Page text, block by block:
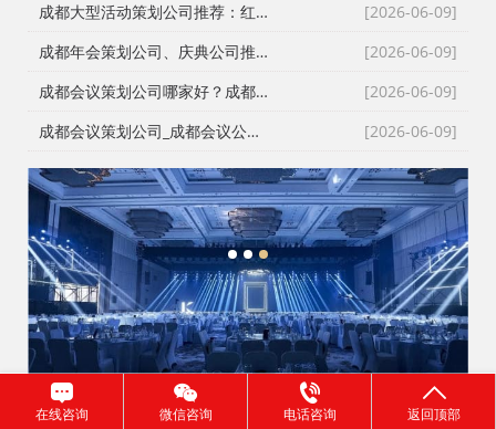
[2026-06-09]
成都大型活动策划公司推荐：红星27年深耕，专业靠谱团队大
[2026-06-09]
成都年会策划公司、庆典公司推荐：企业年会、周年庆典、颁奖典礼一站式承办，红星演艺与搭建团队专业靠谱
[2026-06-09]
成都会议策划公司哪家好？成都会务公司、会议公司推荐：红星活动专业承办新闻发布会与招商会
[2026-06-09]
成都会议策划公司_成都会议公司与成都年会策划公司专业执行团队
1 2 3
在线咨询 微信咨询 电话咨询 返回顶部